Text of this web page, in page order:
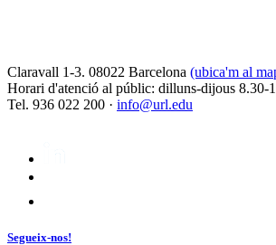
Claravall 1-3. 08022 Barcelona (ubica'm al
Horari d'atenció al públic: dilluns-dijous 8.30-
Tel. 936 022 200 · info@url.edu
Segueix-nos!